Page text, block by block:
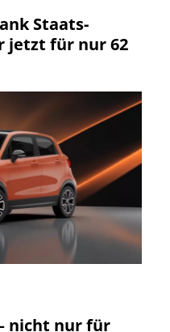
Staats-
jetzt für nur 62
nicht nur für